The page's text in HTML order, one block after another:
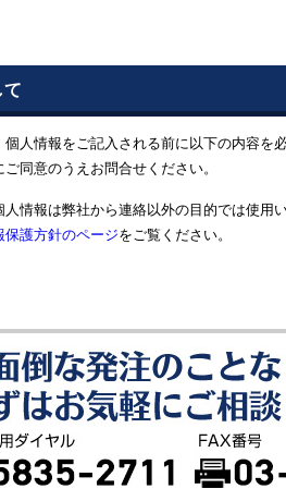
て
個人情報をご記入される前に以下の内容を
同意のうえお問合せください。
情報は弊社から連絡以外の目的では使用
保護方針のページをご覧ください。